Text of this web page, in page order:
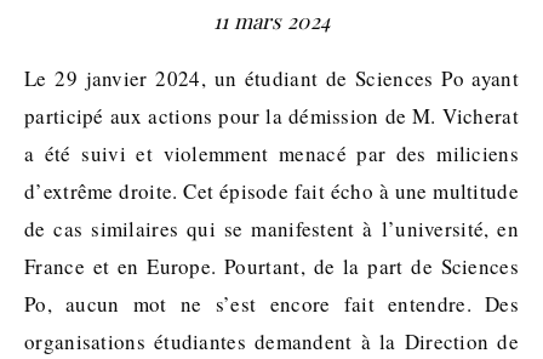
11 mars 2024
Le 29 janvier 2024, un étudiant de Sciences Po ayant
participé aux actions pour la démission de M. Vicherat
a été suivi et violemment menacé par des miliciens
d’extrême droite. Cet épisode fait écho à une multitude
de cas similaires qui se manifestent à l’université, en
France et en Europe. Pourtant, de la part de Sciences
Po, aucun mot ne s’est encore fait entendre. Des
organisations étudiantes demandent à la Direction de